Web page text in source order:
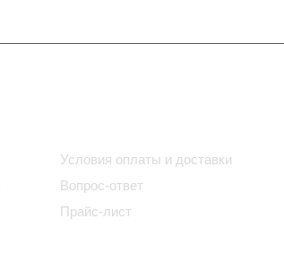
Условия оплаты и доставки
Вопрос-ответ
Прайс-лист